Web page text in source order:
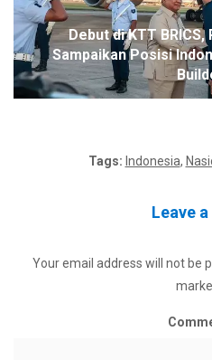
Debut di KTT
Sampaikan Posisi
Tags: Indonesia,
Leave
Your email address will not be